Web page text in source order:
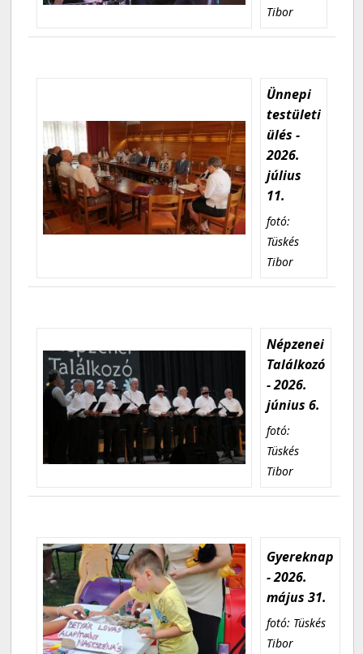
Tibor
Ünnepi
testületi
ülés -
2026.
július
11.
fotó:
Tüskés
Tibor
Népzenei
Találkozó
- 2026.
június 6.
fotó:
Tüskés
Tibor
Gyereknap
- 2026.
május 31.
fotó: Tüskés
Tibor